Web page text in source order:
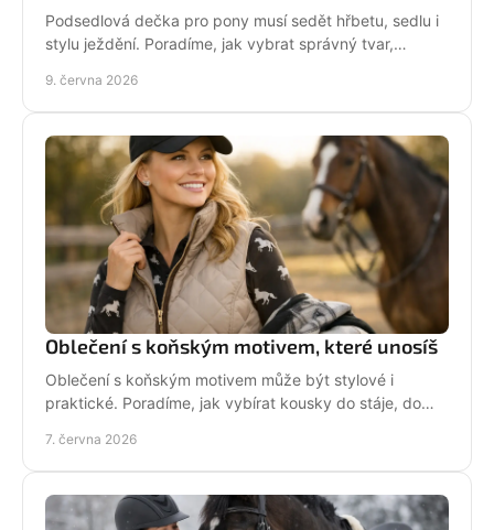
Podsedlová dečka pro pony musí sedět hřbetu, sedlu i
stylu ježdění. Poradíme, jak vybrat správný tvar,
9. června 2026
Oblečení s koňským motivem, které unosíš
Oblečení s koňským motivem může být stylové i
praktické. Poradíme, jak vybírat kousky do stáje, do
7. června 2026